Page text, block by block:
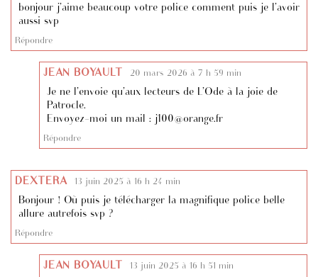
bonjour j’aime beaucoup votre police comment puis je l’avoir
aussi svp
Répondre
JEAN BOYAULT 20 mars 2026 à 7 h 59 min
Je ne l’envoie qu’aux lecteurs de L’Ode à la joie de
Patrocle.
Envoyez-moi un mail : j100@orange.fr
Répondre
DEXTERA 13 juin 2025 à 16 h 24 min
Bonjour ! Où puis je télécharger la magnifique police belle
allure autrefois svp ?
Répondre
JEAN BOYAULT 13 juin 2025 à 16 h 51 min